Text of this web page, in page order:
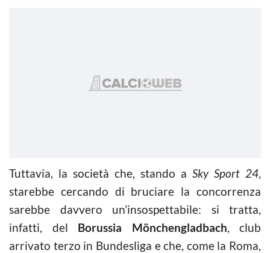
Tuttavia, la società che, stando a Sky Sport 24,
starebbe cercando di bruciare la concorrenza
sarebbe davvero un’insospettabile: si tratta,
infatti, del Borussia Mönchengladbach, club
arrivato terzo in Bundesliga e che, come la Roma,